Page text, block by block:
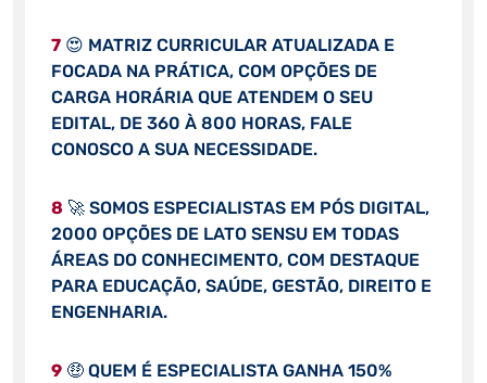
7😍 MATRIZ CURRICULAR ATUALIZADA E
FOCADA NA PRÁTICA, COM OPÇÕES DE
CARGA HORÁRIA QUE ATENDEM O SEU
EDITAL, DE 360 À 800 HORAS, FALE
CONOSCO A SUA NECESSIDADE.
8 🚀 SOMOS ESPECIALISTAS EM PÓS DIGITAL,
2000 OPÇÕES DE LATO SENSU EM TODAS
ÁREAS DO CONHECIMENTO, COM DESTAQUE
PARA EDUCAÇÃO, SAÚDE, GESTÃO, DIREITO E
ENGENHARIA.
9🤑 QUEM É ESPECIALISTA GANHA 150%